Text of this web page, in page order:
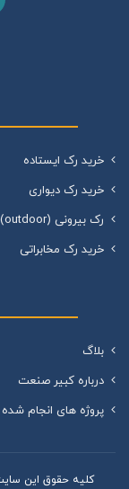
خرید رک ایستاده
خرید رک دیواری
رک بیرونی (outdoor)
خرید رک مخابراتی
بلاگ
درباره کبیر صنعت
پروژه های انجام شده
کليه حقوق اين